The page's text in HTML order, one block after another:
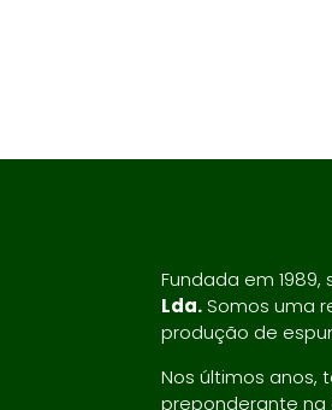
Fundada em 1989,
Lda.Somos uma
produção de
Nos últimos anos,
preponderante